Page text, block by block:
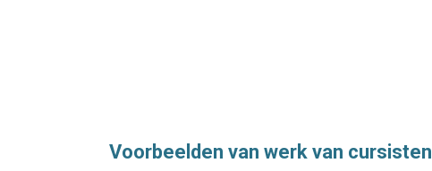
Voorbeelden van werk van cursisten